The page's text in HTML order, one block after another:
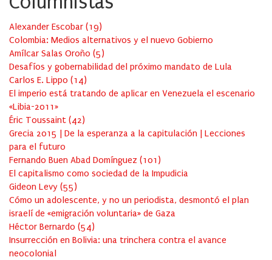
Alexander Escobar (19)
Colombia: Medios alternativos y el nuevo Gobierno
Amílcar Salas Oroño (5)
Desafíos y gobernabilidad del próximo mandato de Lula
Carlos E. Lippo (14)
El imperio está tratando de aplicar en Venezuela el escenario
«Libia-2011»
Éric Toussaint (42)
Grecia 2015 | De la esperanza a la capitulación | Lecciones
para el futuro
Fernando Buen Abad Domínguez (101 )
El capitalismo como sociedad de la Impudicia
Gideon Levy (55)
Cómo un adolescente, y no un periodista, desmontó el plan
israelí de «emigración voluntaria» de Gaza
Héctor Bernardo (54)
Insurrección en Bolivia: una trinchera contra el avance
neocolonial